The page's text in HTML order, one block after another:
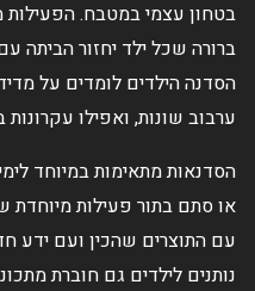
בטחון עצמי במטבח. הפעילות
ברורה שכל ילד יחזור הביתה
הסדנה הילדים לומדים על
ערבוב שונות, ואפילו
הסדנאות מתאימות במיוחד
או סתם בתור פעילות מיוחדת
עם התוצרים שהכין ועם ידע
נותנים לילדים גם חוברת